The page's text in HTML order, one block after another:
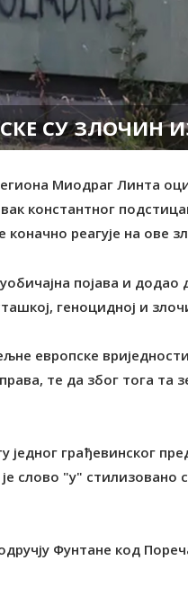
СУ ЗЛОЧИН
Миодраг Линта
константног
реагује на ове
појава и додао
геноцидној и
европске
те да због тога та
једног грађевинског
слово "у" стилизовано
Фунтане код